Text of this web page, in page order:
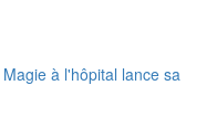
à l'hôpital lance sa